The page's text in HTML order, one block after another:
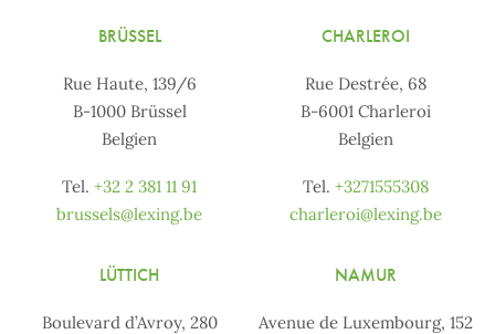
BRÜSSEL
Rue Haute, 139/6
B-1000 Brüssel
Belgien
Tel. +32 2 381 11 91
brussels@lexing.be
CHARLEROI
Rue Destrée, 68
B-6001 Charleroi
Belgien
Tel. +3271555308
charleroi@lexing.be
LÜTTICH
Boulevard d’Avroy, 280
NAMUR
Avenue de Luxembourg, 152